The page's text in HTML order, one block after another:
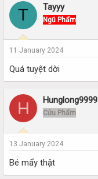
T Tayyy
Ngũ Phẩm
11 January 2024
Quá tuyệt dời
H Hunglong9999
Cửu Phẩm
13 January 2024
Bé mẩy thật